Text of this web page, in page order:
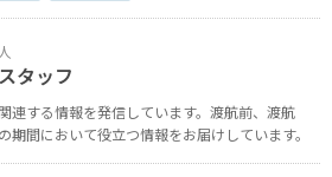
タッフ
連する情報を発信しています。 渡航前、渡航
期間において役立つ情報をお届けしています。